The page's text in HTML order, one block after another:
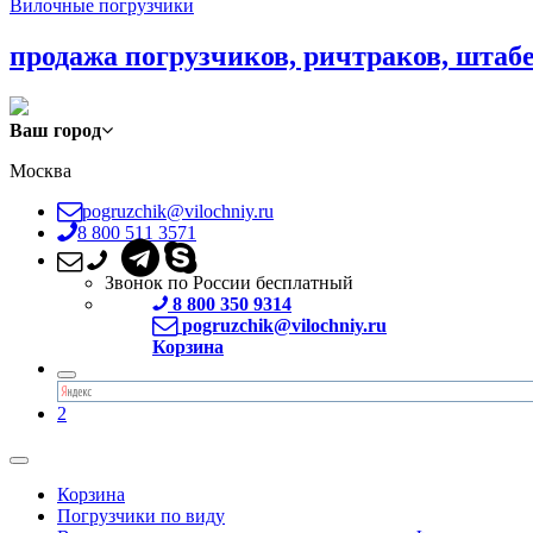
Вилочные погрузчики
продажа погрузчиков, ричтраков,
Ваш город
Москва
pogruzchik@vilochniy.ru
8 800 511 3571
Звонок по России бесплатный
8 800 350 9314
pogruzchik@vilochniy.ru
Корзина
2
Корзина
Погрузчики по виду